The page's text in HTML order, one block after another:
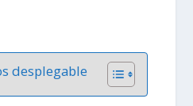
desplegable